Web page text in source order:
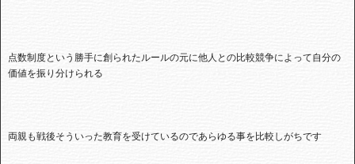
点数制度という勝手に創られたルールの元に他人との比較競争によって自分の
価値を振り分けられる
両親も戦後そういった教育を受けているのであらゆる事を比較しがちです